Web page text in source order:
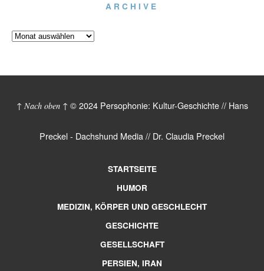
ARCHIVE
↑ Nach oben ↑ © 2024 Persophonie: Kultur-Geschichte // Hans
Preckel - Dachshund Media // Dr. Claudia Preckel
STARTSEITE
HUMOR
MEDIZIN, KÖRPER UND GESCHLECHT
GESCHICHTE
GESELLSCHAFT
PERSIEN, IRAN